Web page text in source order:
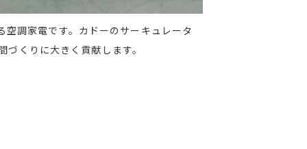
調家電です。カドーのサーキュレータ
くりに大きく貢献します。